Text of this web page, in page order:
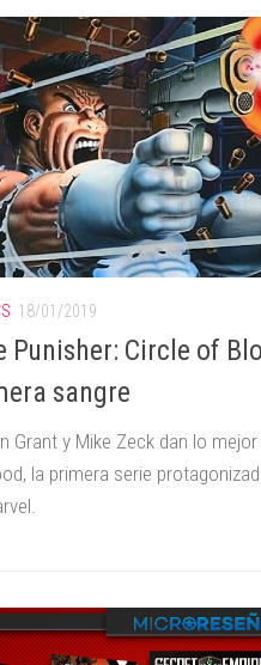
18/01/2019
Punisher: Circle of
sangre
Grant y Mike Zeck dan lo
la primera serie